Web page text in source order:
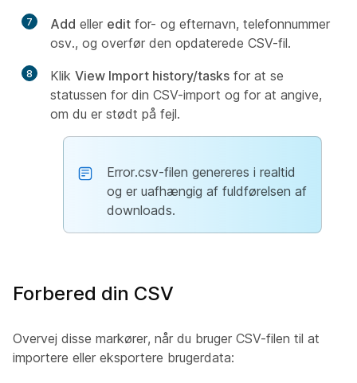
7 Add eller edit for- og efternavn, telefonnummer
osv., og overfør den opdaterede CSV-fil.
8 Klik View Import history/tasks for at se
statussen for din CSV-import og for at angive,
om du er stødt på fejl.
Error.csv-filen genereres i realtid
og er uafhængig af fuldførelsen af
downloads.
Forbered din CSV
Overvej disse markører, når du bruger CSV-filen til at
importere eller eksportere brugerdata: